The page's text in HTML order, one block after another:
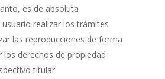
es de absoluta
realizar los trámites
las reproducciones de forma
los derechos de propiedad
titular.